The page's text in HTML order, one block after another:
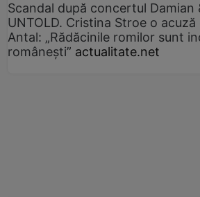
Scandal după concertul Damian
UNTOLD. Cristina Stroe o acuză
Antal: „Rădăcinile romilor sunt
românești” actualitate.net